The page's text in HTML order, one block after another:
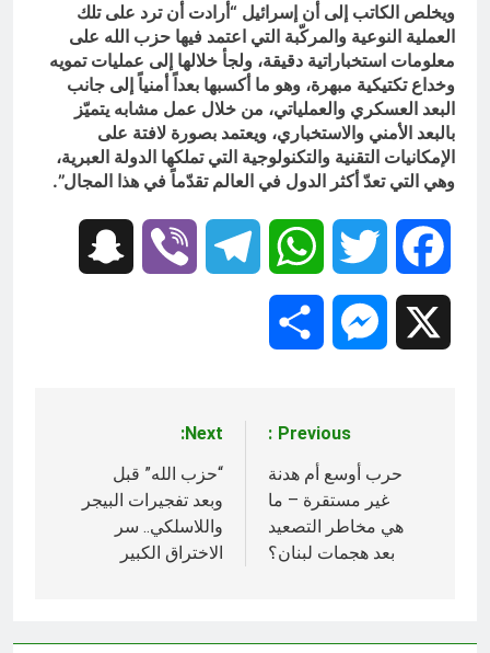
ويخلص الكاتب إلى أن إسرائيل “أرادت أن ترد على تلك
العملية النوعية والمركّبة التي اعتمد فيها حزب الله على
معلومات استخباراتية دقيقة، ولجأ خلالها إلى عمليات تمويه
وخداع تكتيكية مبهرة، وهو ما أكسبها بعداً أمنياً إلى جانب
البعد العسكري والعملياتي، من خلال عمل مشابه يتميّز
بالبعد الأمني والاستخباري، ويعتمد بصورة لافتة على
الإمكانيات التقنية والتكنولوجية التي تملكها الدولة العبرية،
وهي التي تعدّ أكثر الدول في العالم تقدّماً في هذا المجال”.
Facebook
Twitter
WhatsApp
Telegram
Viber
Messenger
المقالات
Previous:
حرب أوسع أم هدنة
غير مستقرة – ما
هي مخاطر التصعيد
بعد هجمات لبنان؟
Next:
“حزب الله” قبل
وبعد تفجيرات البيجر
واللاسلكي.. سر
الاختراق الكبير